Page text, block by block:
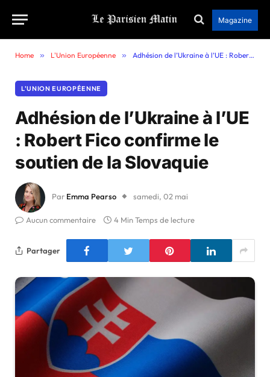
Magazine
Home » L'Union Européenne » Adhésion de l’Ukraine à l’UE : Robert Fico confirme le soutien de la Slovaquie
L'UNION EUROPÉENNE
Adhésion de l’Ukraine à l’UE
: Robert Fico confirme le
soutien de la Slovaquie
Par Emma Pearso samedi, 02 mai
Aucun commentaire 4 Min Temps de lecture
Partager